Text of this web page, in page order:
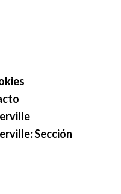
Sección